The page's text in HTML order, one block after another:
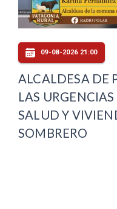
09-08-2026 21:00
ALCALDESA DE
LAS
SALUD Y
SOMBRERO